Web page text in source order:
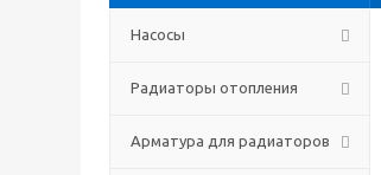
Насосы
Радиаторы отопления
Арматура для радиаторов